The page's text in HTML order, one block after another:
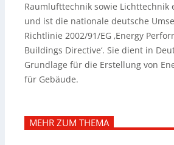
Raumlufttechnik sowie Lichttechnik
und ist die nationale deutsche
Richtlinie 2002/91/EG ‚Energy
Buildings Directive‘. Sie dient in
Grundlage für die Erstellung von
für Gebäude.
MEHR ZUM THEMA